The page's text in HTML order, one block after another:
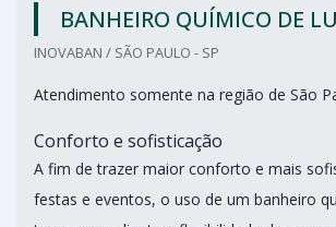
BANHEIRO QUÍMICO DE
INOVABAN / SÃO PAULO - SP
Atendimento somente na região de São
Conforto e sofisticação
A fim de trazer maior conforto e mais
festas e eventos, o uso de um banheiro